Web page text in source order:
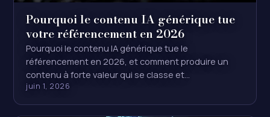
Pourquoi le contenu IA générique tue
votre référencement en 2026
Pourquoi le contenu IA générique tue le
référencement en 2026, et comment produire un
contenu à forte valeur qui se classe et…
juin 1, 2026